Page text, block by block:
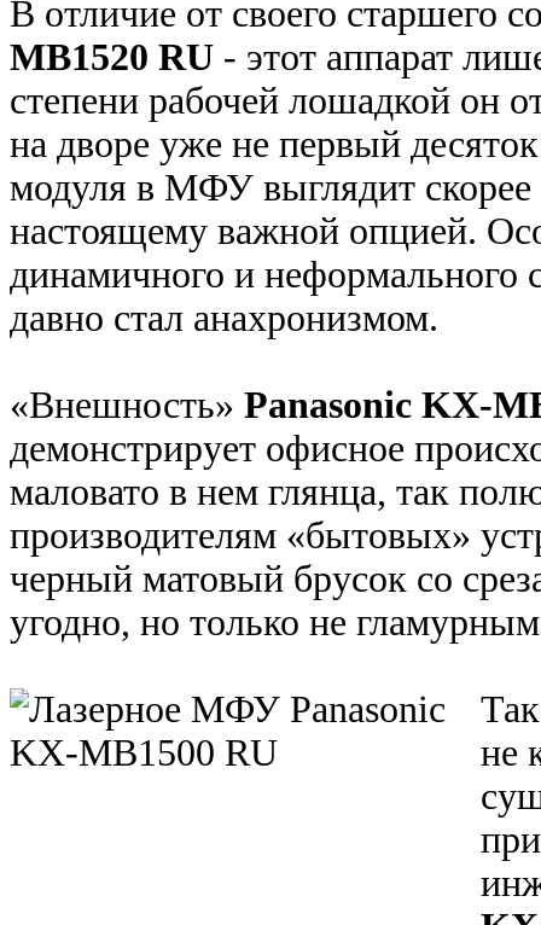
В отличие от своего старшего
MB1520 RU - этот аппарат
степени рабочей лошадкой он
на дворе уже не первый
модуля в МФУ выглядит скорее
настоящему важной опцией.
динамичного и неформального
давно стал анахронизмом.
«Внешность» Panasonic KX-
демонстрирует офисное
маловато в нем глянца, так
производителям «бытовых»
черный матовый брусок со
угодно, но только не
не